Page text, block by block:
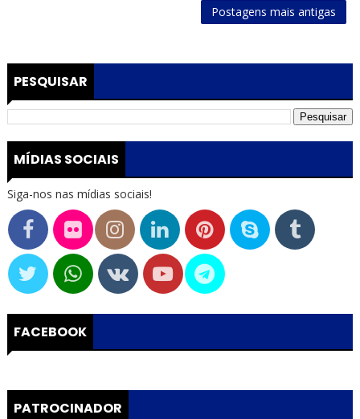
Postagens mais antigas
PESQUISAR
MÍDIAS SOCIAIS
Siga-nos nas mídias sociais!
FACEBOOK
PATROCINADOR